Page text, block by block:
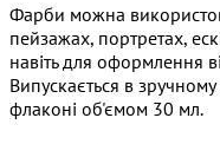
Фарби можна
пейзажах, портретах,
навіть для оформлення
Випускається в
флаконі об'ємом 30 мл.